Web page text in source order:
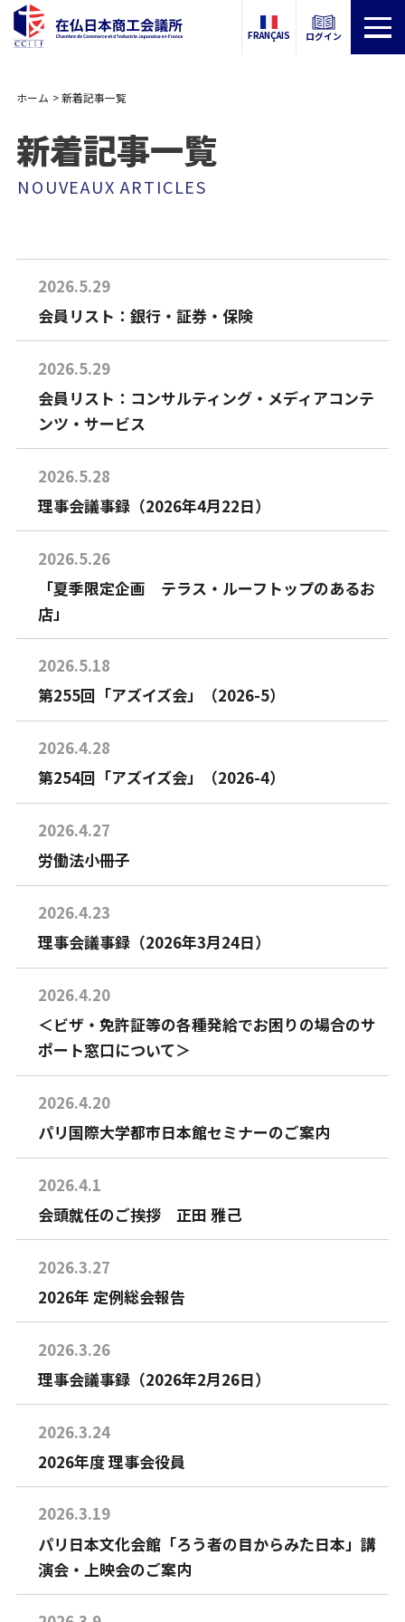
FRANÇAIS ログイン
ホーム 新着記事一覧
新着記事一覧
NOUVEAUX ARTICLES
2026.5.29
会員リスト：銀行・証券・保険
2026.5.29
会員リスト：コンサルティング・メディアコンテ
ンツ・サービス
2026.5.28
理事会議事録（2026年4月22日）
2026.5.26
「夏季限定企画 テラス・ルーフトップのあるお
店」
2026.5.18
第255回「アズイズ会」（2026-5）
2026.4.28
第254回「アズイズ会」（2026-4）
2026.4.27
労働法小冊子
2026.4.23
理事会議事録（2026年3月24日）
2026.4.20
＜ビザ・免許証等の各種発給でお困りの場合のサ
ポート窓口について＞
2026.4.20
パリ国際大学都市日本館セミナーのご案内
2026.4.1
会頭就任のご挨拶 正田 雅己
2026.3.27
2026年 定例総会報告
2026.3.26
理事会議事録（2026年2月26日）
2026.3.24
2026年度 理事会役員
2026.3.19
パリ日本文化会館「ろう者の目からみた日本」講
演会・上映会のご案内